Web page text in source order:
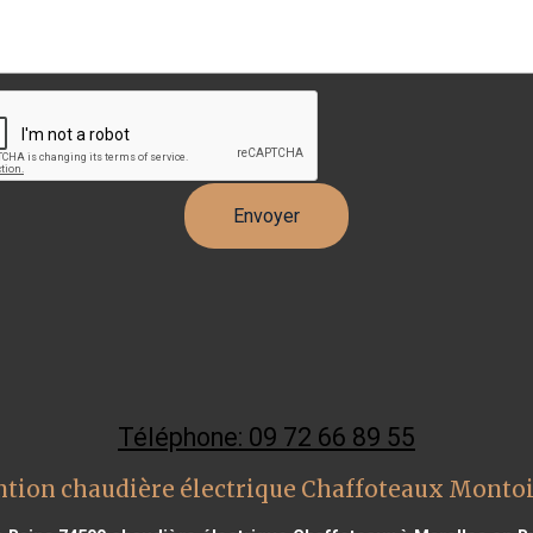
Téléphone: 09 72 66 89 55
chaudière électrique Chaffoteaux